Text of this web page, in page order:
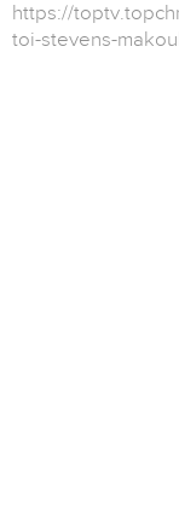
https://
toi-stevens-